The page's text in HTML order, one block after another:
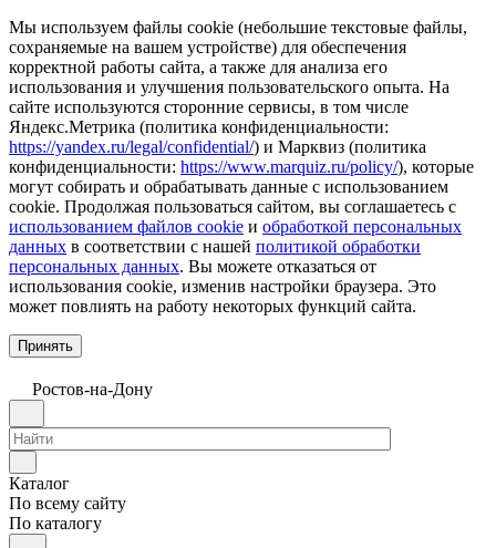
Мы используем файлы cookie (небольшие текстовые файлы,
сохраняемые на вашем устройстве) для обеспечения
корректной работы сайта, а также для анализа его
использования и улучшения пользовательского опыта. На
сайте используются сторонние сервисы, в том числе
Яндекс.Метрика (политика конфиденциальности:
https://yandex.ru/legal/confidential/) и Марквиз (политика
конфиденциальности: https://www.marquiz.ru/policy/), которые
могут собирать и обрабатывать данные с использованием
cookie. Продолжая пользоваться сайтом, вы соглашаетесь с
использованием файлов cookie и обработкой персональных
данных в соответствии с нашей политикой обработки
персональных данных. Вы можете отказаться от
использования cookie, изменив настройки браузера. Это
может повлиять на работу некоторых функций сайта.
Принять
Ростов-на-Дону
Каталог
По всему сайту
По каталогу